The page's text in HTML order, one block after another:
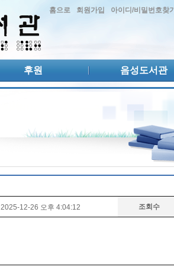
홈으로 회원가입 아이디/비밀번호찾기
후원 음성도서관
2025-12-26 오후 4:04:12 조회수